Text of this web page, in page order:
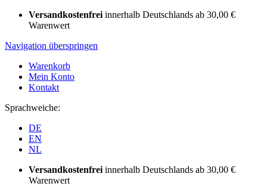
Versandkostenfrei innerhalb Deutschlands ab 30,00 €
Warenwert
Navigation überspringen
Warenkorb
Mein Konto
Kontakt
Sprachweiche:
DE
EN
NL
Versandkostenfrei innerhalb Deutschlands ab 30,00 €
Warenwert